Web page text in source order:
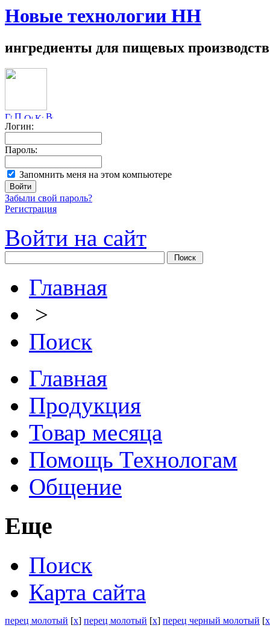
Новые технологии НН
ингредиенты для пищевых производств
Логин:
Пароль:
Запомнить меня на этом компьютере
Забыли свой пароль?
Регистрация
Войти на сайт
Главная
>
Поиск
Главная
Продукция
Товар месяца
Помощь Технологам
Общение
Еще
Поиск
Карта сайта
перец молотый [x] перец молотый [x] перец черный молотый [x